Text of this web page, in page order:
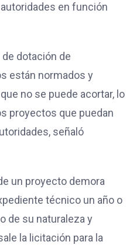
en función
dotación de
están normados y
no se puede acortar, lo
proyectos que puedan
señaló
un proyecto demora
técnico un año o
de su naturaleza y
la licitación para la